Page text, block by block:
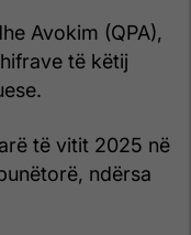
Avokim (QPA),
të këtij
të vitit 2025 në
ndërsa